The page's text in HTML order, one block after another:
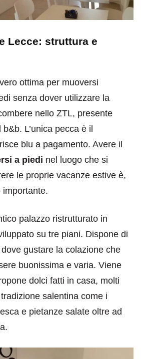
Lecce: struttura e
ottima per muoversi
senza dover utilizzare la
nello ZTL, presente
L’unica pecca è il
blu a pagamento. Avere il
a piedi nel luogo che si
le proprie vacanze estive è,
importante.
palazzo ristrutturato in
su tre piani. Dispone di
gustare la colazione che
buonissima e varia. Viene
dolci fatti in casa, molti
salentina come i
e pietanze salate oltre ad